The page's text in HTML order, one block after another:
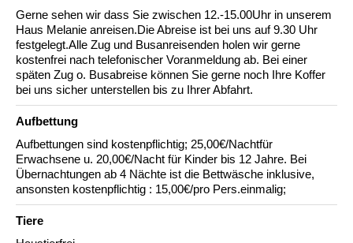
Gerne sehen wir dass Sie zwischen 12.-15.00Uhr in unserem
Haus Melanie anreisen.Die Abreise ist bei uns auf 9.30 Uhr
festgelegt.Alle Zug und Busanreisenden holen wir gerne
kostenfrei nach telefonischer Voranmeldung ab. Bei einer
späten Zug o. Busabreise können Sie gerne noch Ihre Koffer
bei uns sicher unterstellen bis zu Ihrer Abfahrt.
Aufbettung
Aufbettungen sind kostenpflichtig; 25,00€/Nachtfür
Erwachsene u. 20,00€/Nacht für Kinder bis 12 Jahre. Bei
Übernachtungen ab 4 Nächte ist die Bettwäsche inklusive,
ansonsten kostenpflichtig : 15,00€/pro Pers.einmalig;
Tiere